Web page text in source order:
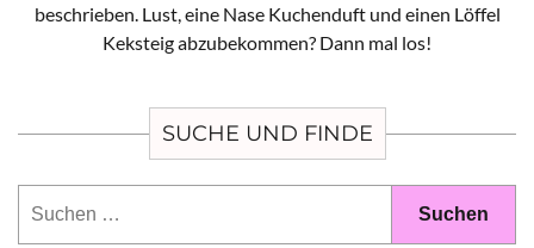
beschrieben. Lust, eine Nase Kuchenduft und einen Löffel
Keksteig abzubekommen? Dann mal los!
SUCHE UND FINDE